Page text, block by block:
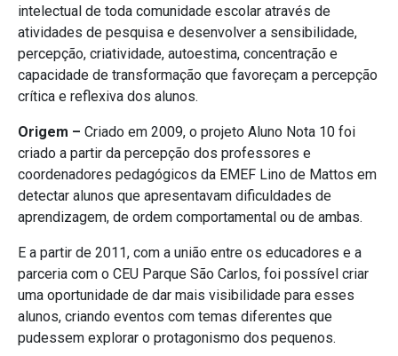
intelectual de toda comunidade escolar através de
atividades de pesquisa e desenvolver a sensibilidade,
percepção, criatividade, autoestima, concentração e
capacidade de transformação que favoreçam a percepção
crítica e reflexiva dos alunos.
Origem – Criado em 2009, o projeto Aluno Nota 10 foi
criado a partir da percepção dos professores e
coordenadores pedagógicos da EMEF Lino de Mattos em
detectar alunos que apresentavam dificuldades de
aprendizagem, de ordem comportamental ou de ambas.
E a partir de 2011, com a união entre os educadores e a
parceria com o CEU Parque São Carlos, foi possível criar
uma oportunidade de dar mais visibilidade para esses
alunos, criando eventos com temas diferentes que
pudessem explorar o protagonismo dos pequenos.